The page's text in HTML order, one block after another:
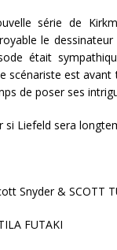
série de
le
était
scénariste est
de poser ses
si Liefeld sera
Snyder & SCOTT
FUTAKI